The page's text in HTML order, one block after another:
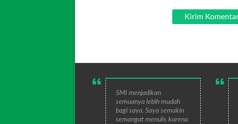
SMI menjadikan
semuanya lebih mudah
bagi saya. Saya semakin
semangat menulis karena